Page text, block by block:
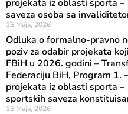
projekata iz oblasti sporta
saveza osoba sa
15 Maja, 2026
Odluka o formalno-pravno
poziv za odabir projekata
FBiH u 2026. godini –
Federaciju BiH, Program 1.
projekata iz oblasti sporta
sportskih saveza
15 Maja, 2026